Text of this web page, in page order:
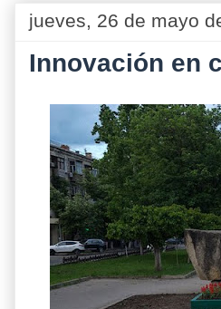
jueves, 26 de mayo
Innovación en